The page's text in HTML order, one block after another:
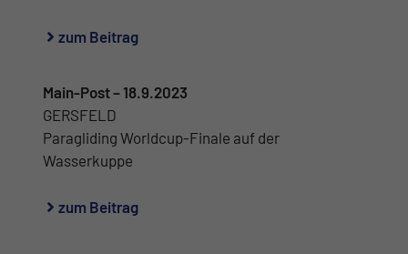
zum Beitrag
Main-Post – 18.9.2023
GERSFELD
Paragliding Worldcup-Finale auf der
Wasserkuppe
zum Beitrag